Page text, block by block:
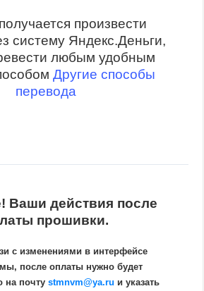
произвести
систему Яндекс.Деньги,
любым удобным
Другие способы
перевода
Ваши действия после
прошивки.
с изменениями в интерфейсе
после оплаты нужно будет
на почтуstmnvm@ya.ru и указать